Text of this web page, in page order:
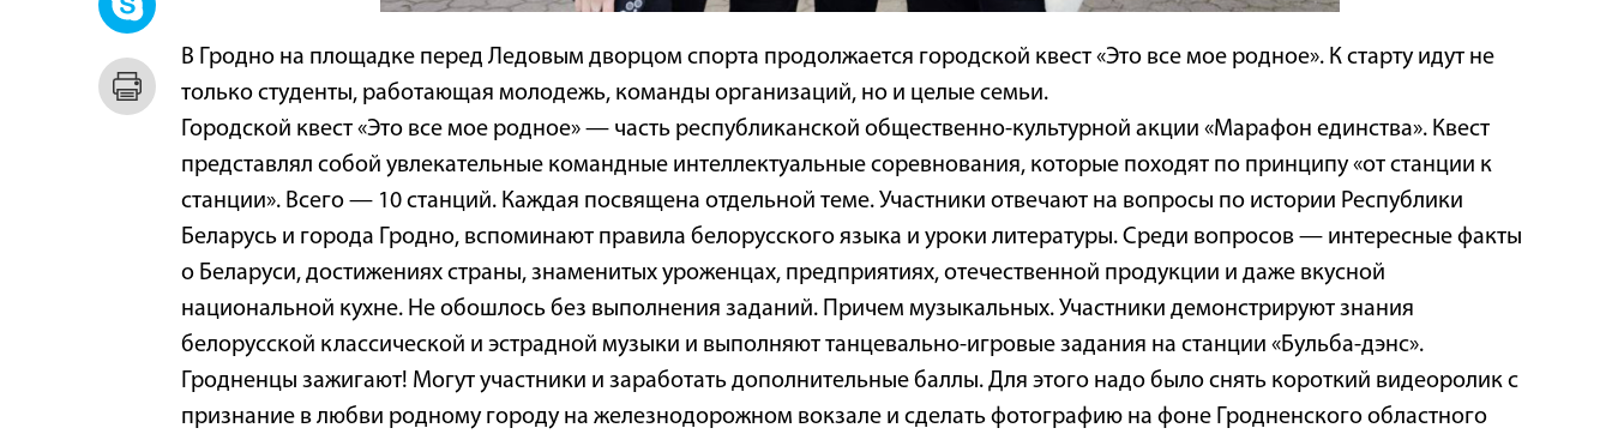
В Гродно на площадке перед Ледовым дворцом спорта продолжается городской квест «Это все мое родное». К старту идут не
только студенты, работающая молодежь, команды организаций, но и целые семьи.
Городской квест «Это все мое родное» — часть республиканской общественно-культурной акции «Марафон единства». Квест
представлял собой увлекательные командные интеллектуальные соревнования, которые походят по принципу «от станции к
станции». Всего — 10 станций. Каждая посвящена отдельной теме. Участники отвечают на вопросы по истории Республики
Беларусь и города Гродно, вспоминают правила белорусского языка и уроки литературы. Среди вопросов — интересные факты
о Беларуси, достижениях страны, знаменитых уроженцах, предприятиях, отечественной продукции и даже вкусной
национальной кухне. Не обошлось без выполнения заданий. Причем музыкальных. Участники демонстрируют знания
белорусской классической и эстрадной музыки и выполняют танцевально-игровые задания на станции «Бульба-дэнс».
Гродненцы зажигают! Могут участники и заработать дополнительные баллы. Для этого надо было снять короткий видеоролик с
признание в любви родному городу на железнодорожном вокзале и сделать фотографию на фоне Гродненского областного